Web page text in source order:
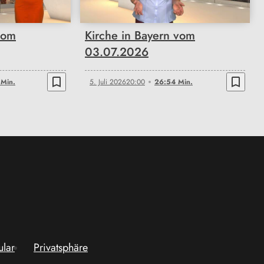
bookmark_border
Kirche in Bayern vom
03.07.2026
5. Juli 202620:00 26:54 Min. bookmark_border
Privatsphäre